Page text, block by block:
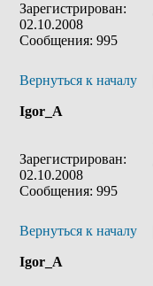
Зарегистрирован:
02.10.2008
Сообщения: 995
Вернуться к началу
Igor_A
Зарегистрирован:
02.10.2008
Сообщения: 995
Вернуться к началу
Igor_A